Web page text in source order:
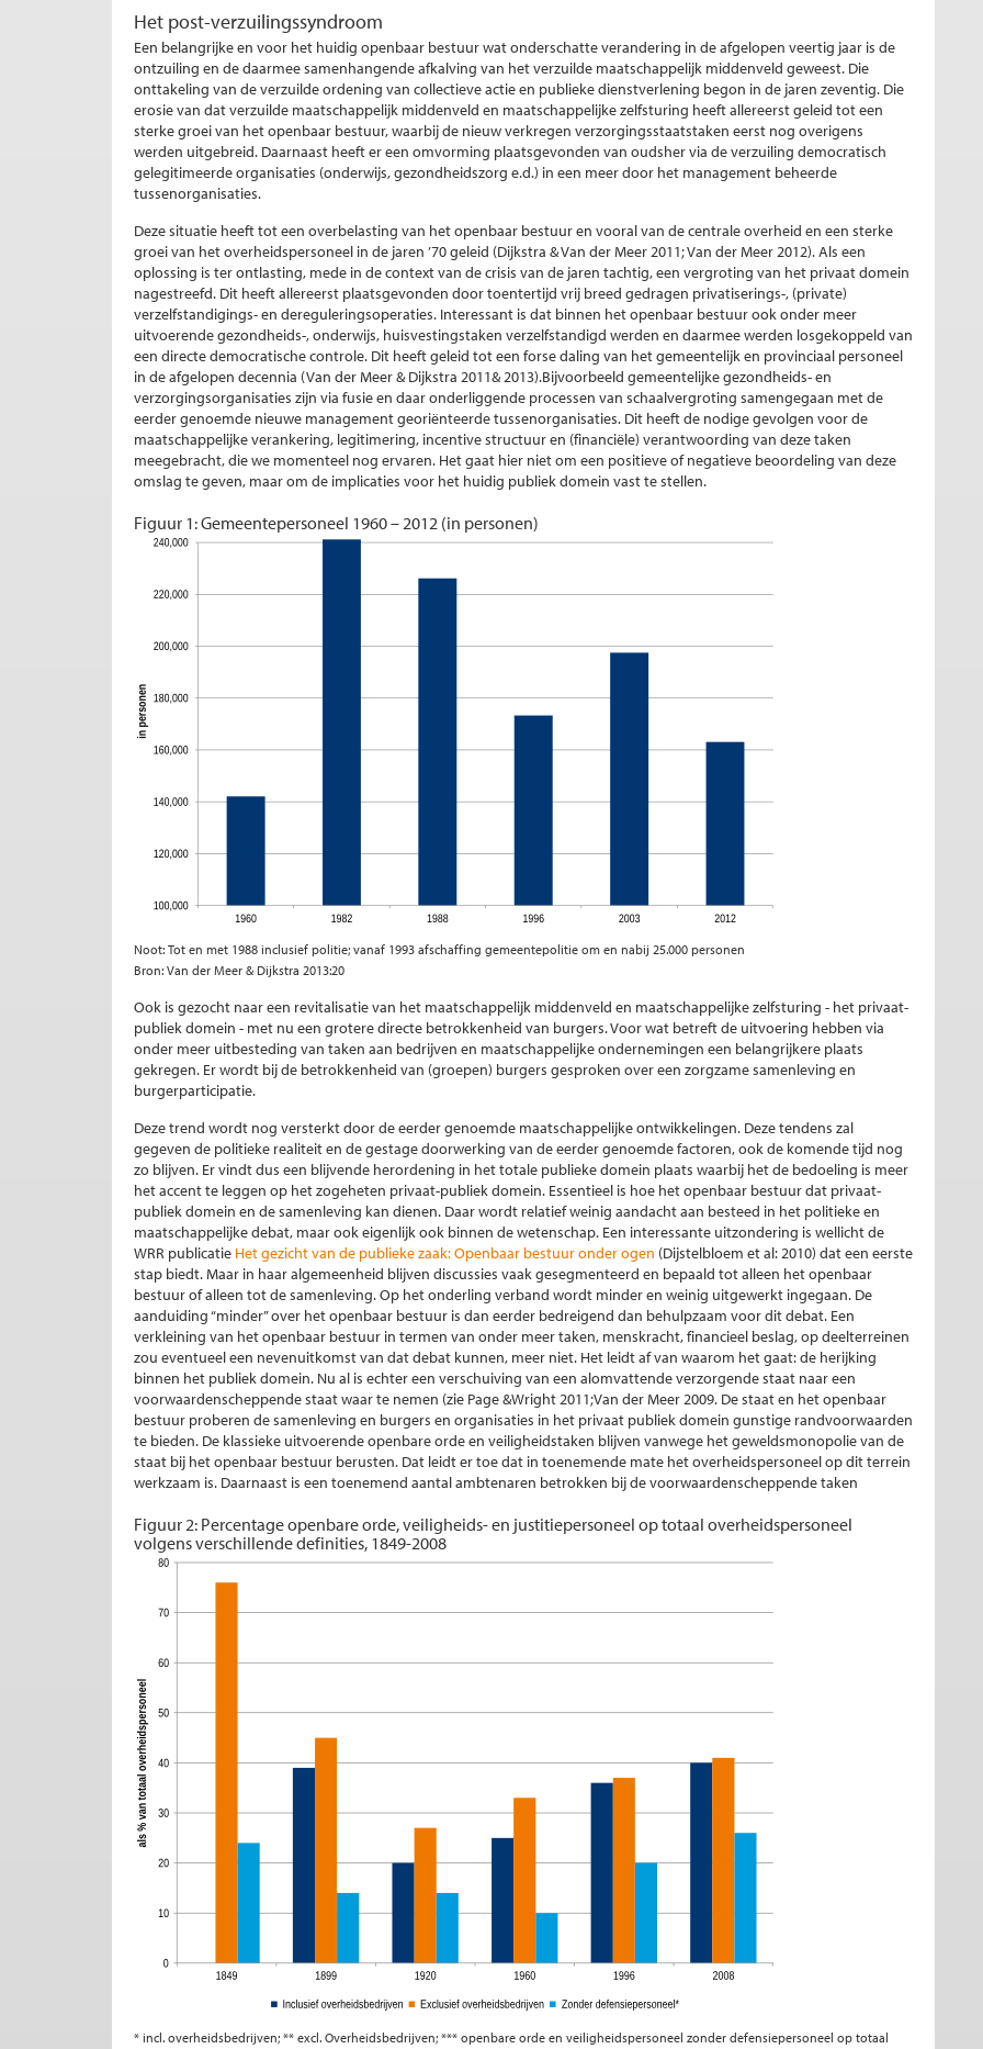
Het post-verzuilingssyndroom
Een belangrijke en voor het huidig openbaar bestuur wat onderschatte verandering in de afgelopen veertig jaar is de
ontzuiling en de daarmee samenhangende afkalving van het verzuilde maatschappelijk middenveld geweest. Die
onttakeling van de verzuilde ordening van collectieve actie en publieke dienstverlening begon in de jaren zeventig. Die
erosie van dat verzuilde maatschappelijk middenveld en maatschappelijke zelfsturing heeft allereerst geleid tot een
sterke groei van het openbaar bestuur, waarbij de nieuw verkregen verzorgingsstaatstaken eerst nog overigens
werden uitgebreid. Daarnaast heeft er een omvorming plaatsgevonden van oudsher via de verzuiling democratisch
gelegitimeerde organisaties (onderwijs, gezondheidszorg e.d.) in een meer door het management beheerde
tussenorganisaties.
Deze situatie heeft tot een overbelasting van het openbaar bestuur en vooral van de centrale overheid en een sterke
groei van het overheidspersoneel in de jaren ’70 geleid (Dijkstra & Van der Meer 2011; Van der Meer 2012). Als een
oplossing is ter ontlasting, mede in de context van de crisis van de jaren tachtig, een vergroting van het privaat domein
nagestreefd. Dit heeft allereerst plaatsgevonden door toentertijd vrij breed gedragen privatiserings-, (private)
verzelfstandigings- en dereguleringsoperaties. Interessant is dat binnen het openbaar bestuur ook onder meer
uitvoerende gezondheids-, onderwijs, huisvestingstaken verzelfstandigd werden en daarmee werden losgekoppeld van
een directe democratische controle. Dit heeft geleid tot een forse daling van het gemeentelijk en provinciaal personeel
in de afgelopen decennia (Van der Meer & Dijkstra 2011& 2013).Bijvoorbeeld gemeentelijke gezondheids- en
verzorgingsorganisaties zijn via fusie en daar onderliggende processen van schaalvergroting samengegaan met de
eerder genoemde nieuwe management georiënteerde tussenorganisaties. Dit heeft de nodige gevolgen voor de
maatschappelijke verankering, legitimering, incentive structuur en (financiële) verantwoording van deze taken
meegebracht, die we momenteel nog ervaren. Het gaat hier niet om een positieve of negatieve beoordeling van deze
omslag te geven, maar om de implicaties voor het huidig publiek domein vast te stellen.
Figuur 1: Gemeentepersoneel 1960 – 2012 (in personen)
Noot: Tot en met 1988 inclusief politie; vanaf 1993 afschaffing gemeentepolitie om en nabij 25.000 personen
Bron: Van der Meer & Dijkstra 2013:20
Ook is gezocht naar een revitalisatie van het maatschappelijk middenveld en maatschappelijke zelfsturing - het privaat-
publiek domein - met nu een grotere directe betrokkenheid van burgers. Voor wat betreft de uitvoering hebben via
onder meer uitbesteding van taken aan bedrijven en maatschappelijke ondernemingen een belangrijkere plaats
gekregen. Er wordt bij de betrokkenheid van (groepen) burgers gesproken over een zorgzame samenleving en
burgerparticipatie.
Deze trend wordt nog versterkt door de eerder genoemde maatschappelijke ontwikkelingen. Deze tendens zal
gegeven de politieke realiteit en de gestage doorwerking van de eerder genoemde factoren, ook de komende tijd nog
zo blijven. Er vindt dus een blijvende herordening in het totale publieke domein plaats waarbij het de bedoeling is meer
het accent te leggen op het zogeheten privaat-publiek domein. Essentieel is hoe het openbaar bestuur dat privaat-
publiek domein en de samenleving kan dienen. Daar wordt relatief weinig aandacht aan besteed in het politieke en
maatschappelijke debat, maar ook eigenlijk ook binnen de wetenschap. Een interessante uitzondering is wellicht de
WRR publicatie Het gezicht van de publieke zaak: Openbaar bestuur onder ogen (Dijstelbloem et al: 2010) dat een eerste
stap biedt. Maar in haar algemeenheid blijven discussies vaak gesegmenteerd en bepaald tot alleen het openbaar
bestuur of alleen tot de samenleving. Op het onderling verband wordt minder en weinig uitgewerkt ingegaan. De
aanduiding “minder” over het openbaar bestuur is dan eerder bedreigend dan behulpzaam voor dit debat. Een
verkleining van het openbaar bestuur in termen van onder meer taken, menskracht, financieel beslag, op deelterreinen
zou eventueel een nevenuitkomst van dat debat kunnen, meer niet. Het leidt af van waarom het gaat: de herijking
binnen het publiek domein. Nu al is echter een verschuiving van een alomvattende verzorgende staat naar een
voorwaardenscheppende staat waar te nemen (zie Page &Wright 2011;Van der Meer 2009. De staat en het openbaar
bestuur proberen de samenleving en burgers en organisaties in het privaat publiek domein gunstige randvoorwaarden
te bieden. De klassieke uitvoerende openbare orde en veiligheidstaken blijven vanwege het geweldsmonopolie van de
staat bij het openbaar bestuur berusten. Dat leidt er toe dat in toenemende mate het overheidspersoneel op dit terrein
werkzaam is. Daarnaast is een toenemend aantal ambtenaren betrokken bij de voorwaardenscheppende taken
Figuur 2: Percentage openbare orde, veiligheids- en justitiepersoneel op totaal overheidspersoneel
volgens verschillende definities, 1849-2008
* incl. overheidsbedrijven; ** excl. Overheidsbedrijven; *** openbare orde en veiligheidspersoneel zonder defensiepersoneel op totaal